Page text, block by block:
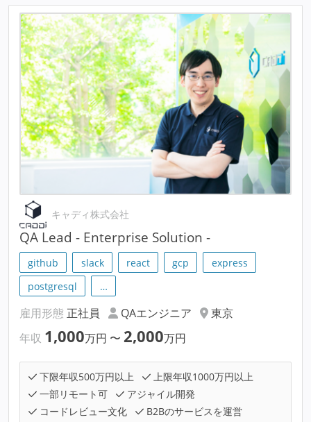
キャディ株式会社
QA Lead - Enterprise Solution -
github slack react gcp
express
postgresql
…
雇用形態 正社員 QAエンジニア
東京
年収 1,000万円 〜 2,000万円
下限年収500万円以上
上限年収1000万円以上
一部リモート可
アジャイル開発
コードレビュー文化
B2Bのサービスを運営